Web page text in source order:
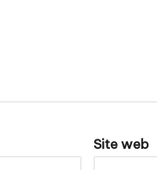
Site web